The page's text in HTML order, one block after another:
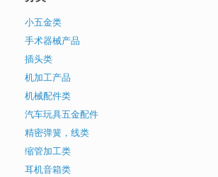
小五金类
手术器械产品
插头类
机加工产品
机械配件类
汽车玩具五金配件
精密弹簧，线类
缩管加工类
耳机音箱类